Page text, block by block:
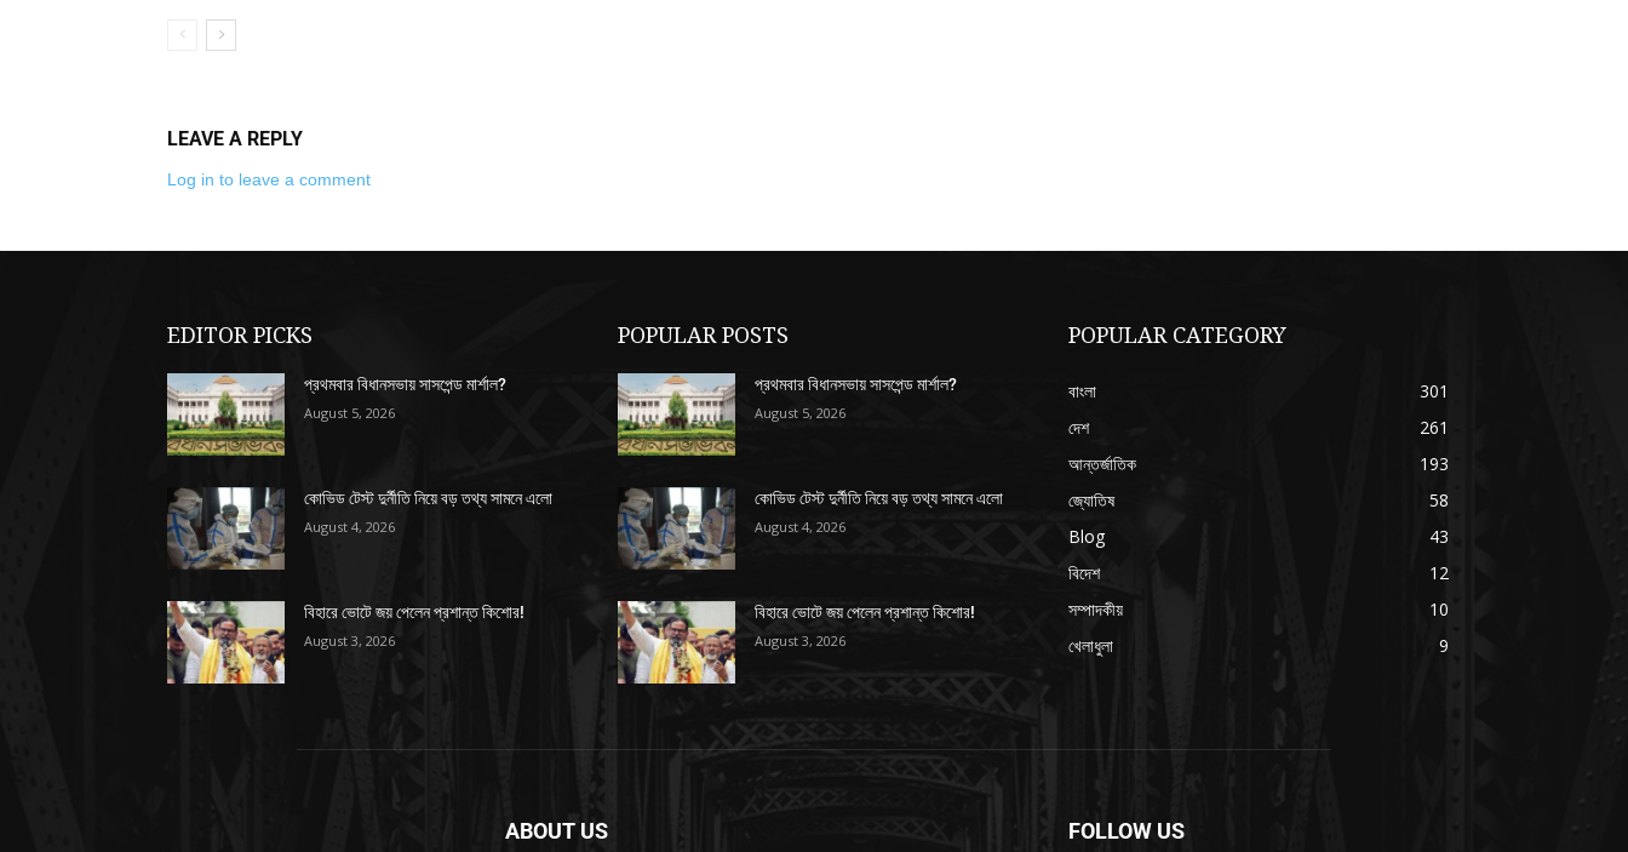
LEAVE A REPLY
Log in to leave a comment
EDITOR PICKS
প্রথমবার বিধানসভায় সাসপেন্ড মার্শাল?
August 5, 2026
কোভিড টেস্ট দুর্নীতি নিয়ে বড় তথ্য সামনে এলো
August 4, 2026
বিহারে ভোটে জয় পেলেন প্রশান্ত কিশোর!
August 3, 2026
POPULAR POSTS
প্রথমবার বিধানসভায় সাসপেন্ড মার্শাল?
August 5, 2026
কোভিড টেস্ট দুর্নীতি নিয়ে বড় তথ্য সামনে এলো
August 4, 2026
বিহারে ভোটে জয় পেলেন প্রশান্ত কিশোর!
August 3, 2026
POPULAR CATEGORY
বাংলা
301
দেশ
261
আন্তর্জাতিক
193
জ্যোতিষ
58
Blog
43
বিদেশ
12
সম্পাদকীয়
10
খেলাধুলা
9
ABOUT US FOLLOW US